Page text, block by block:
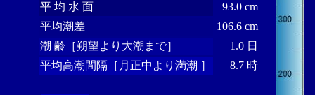
平 均 水 面
93.0 cm
平均潮差
106.6 cm
潮 齢［朔望より大潮まで］
1.0 日
平均高潮間隔［月正中より満潮 ］
8.7 時